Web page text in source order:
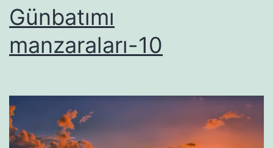
Günbatımı
manzaraları-10